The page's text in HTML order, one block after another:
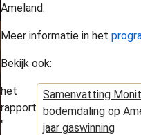
Ameland.
Meer informatie in het
Bekijk ook:
het
rapport
"
Samenvatting
bodemdaling op
jaar gaswinning